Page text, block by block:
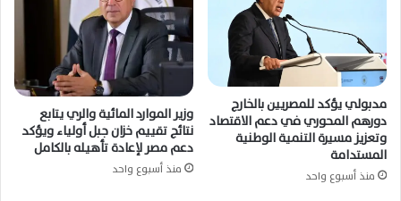
مدبولي يؤكد للمصريين بالخارج
دورهم المحوري في دعم الاقتصاد
وتعزيز مسيرة التنمية الوطنية
المستدامة
منذ أسبوع واحد
وزير الموارد المائية والري يتابع
نتائج تقييم خزان جبل أولياء ويؤكد
دعم مصر لإعادة تأهيله بالكامل
منذ أسبوع واحد